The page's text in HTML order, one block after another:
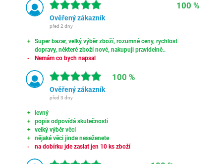
100 %
Ověřený zákazník
před 2 dny
Super bazar, velký výběr zboží, rozumné ceny, rychlost
dopravy, některé zboží nové, nakupuji pravidelně..
Nemám co bych napsal
100 %
Ověřený zákazník
před 3 dny
levný
popis odpovídá skutečnosti
velký výběr věcí
nějaké věci jinde neseženete
na dobírku jde zaslat jen 10 ks zboží